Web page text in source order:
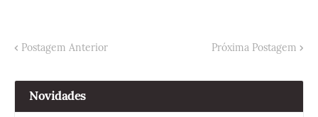
Postagem Anterior Próxima Postagem
Novidades